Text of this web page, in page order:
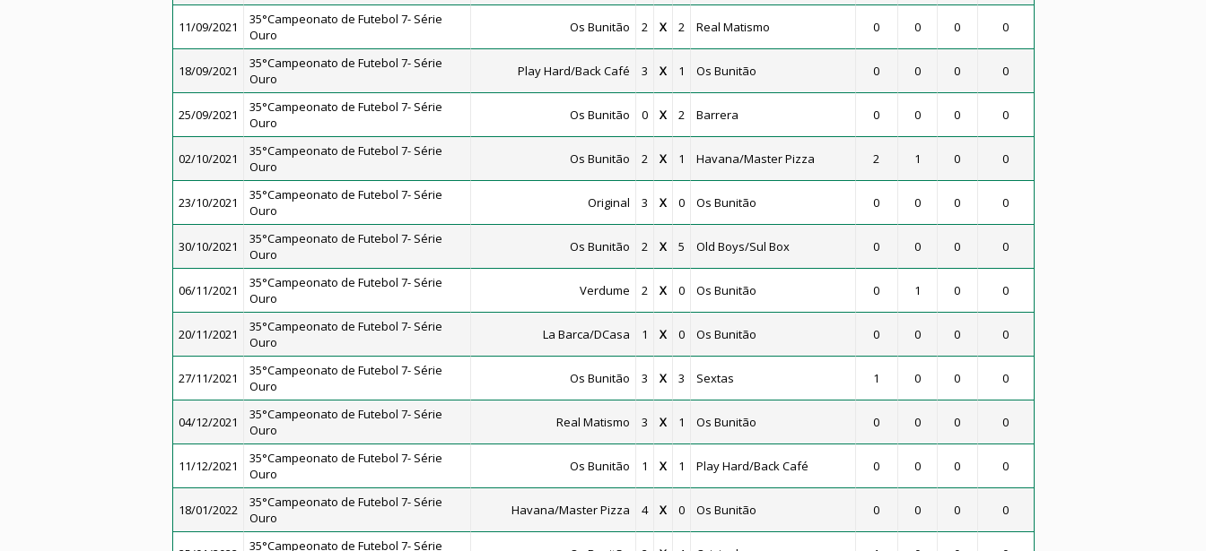
11/09/2021
35°Campeonato de Futebol 7- Série
Ouro
Os Bunitão 2 X 2 Real Matismo 0 0 0 0
18/09/2021
35°Campeonato de Futebol 7- Série
Ouro
Play Hard/Back Café 3 X 1 Os Bunitão 0 0 0 0
25/09/2021
35°Campeonato de Futebol 7- Série
Ouro
Os Bunitão 0 X 2 Barrera 0 0 0 0
02/10/2021
35°Campeonato de Futebol 7- Série
Ouro
Os Bunitão 2 X 1 Havana/Master Pizza 2 1 0 0
23/10/2021
35°Campeonato de Futebol 7- Série
Ouro
Original 3 X 0 Os Bunitão 0 0 0 0
30/10/2021
35°Campeonato de Futebol 7- Série
Ouro
Os Bunitão 2 X 5 Old Boys/Sul Box 0 0 0 0
06/11/2021
35°Campeonato de Futebol 7- Série
Ouro
Verdume 2 X 0 Os Bunitão 0 1 0 0
20/11/2021
35°Campeonato de Futebol 7- Série
Ouro
La Barca/DCasa 1 X 0 Os Bunitão 0 0 0 0
27/11/2021
35°Campeonato de Futebol 7- Série
Ouro
Os Bunitão 3 X 3 Sextas 1 0 0 0
04/12/2021
35°Campeonato de Futebol 7- Série
Ouro
Real Matismo 3 X 1 Os Bunitão 0 0 0 0
11/12/2021
35°Campeonato de Futebol 7- Série
Ouro
Os Bunitão 1 X 1 Play Hard/Back Café 0 0 0 0
18/01/2022
35°Campeonato de Futebol 7- Série
Ouro
Havana/Master Pizza 4 X 0 Os Bunitão 0 0 0 0
35°Campeonato de Futebol 7- Série